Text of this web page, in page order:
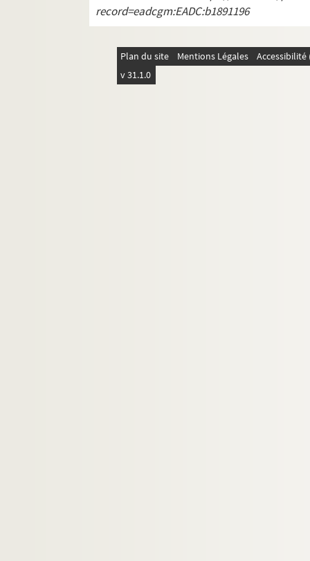
record=eadcgm:EADC:b1891196
Plan du site Mentions Légales
v 31.1.0